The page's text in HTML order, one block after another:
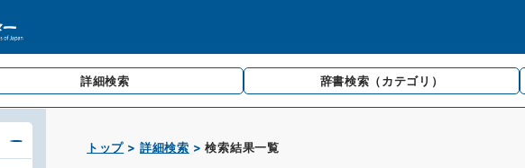
詳細検索 辞書検索 （カテゴリ）
トップ 詳細検索 検索結果一覧